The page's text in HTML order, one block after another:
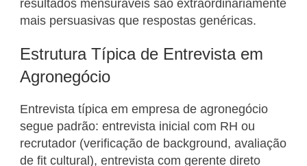
resultados mensuráveis são extraordinariamente
mais persuasivas que respostas genéricas.
Estrutura Típica de Entrevista em
Agronegócio
Entrevista típica em empresa de agronegócio
segue padrão: entrevista inicial com RH ou
recrutador (verificação de background, avaliação
de fit cultural), entrevista com gerente direto